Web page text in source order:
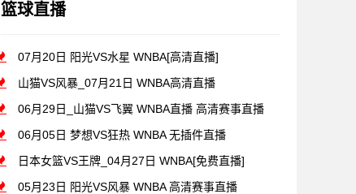
篮球直播
07月20日 阳光VS水星 WNBA[高清直播]
山猫VS风暴_07月21日 WNBA高清直播
06月29日_山猫VS飞翼 WNBA直播 高清赛事直播
06月05日 梦想VS狂热 WNBA 无插件直播
日本女篮VS王牌_04月27日 WNBA[免费直播]
05月23日 阳光VS风暴 WNBA 高清赛事直播